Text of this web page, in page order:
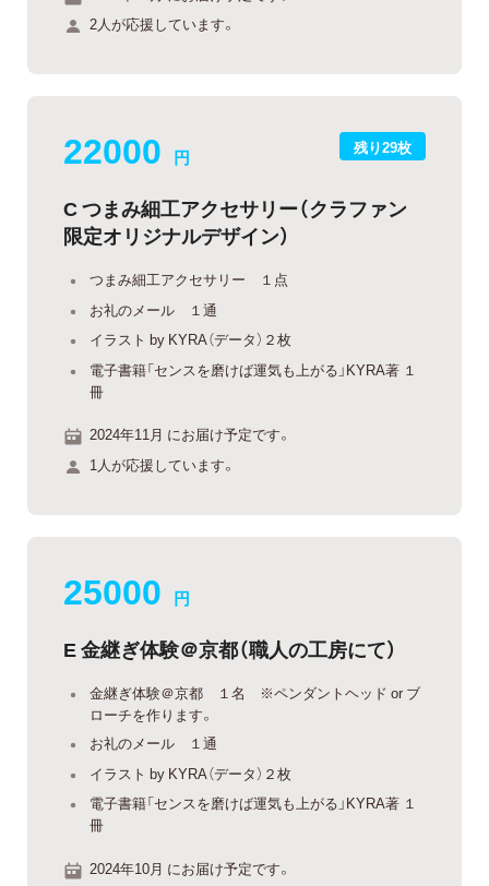
2人が応援しています。
残り29枚
22000 円
C つまみ細工アクセサリー（クラファン
限定オリジナルデザイン）
つまみ細工アクセサリー １点
お礼のメール １通
イラスト by KYRA（データ）２枚
電子書籍「センスを磨けば運気も上がる」KYRA著 １
冊
2024年11月 にお届け予定です。
1人が応援しています。
25000 円
E 金継ぎ体験＠京都（職人の工房にて）
金継ぎ体験＠京都 １名 ※ペンダントヘッド or ブ
ローチを作ります。
お礼のメール １通
イラスト by KYRA（データ）２枚
電子書籍「センスを磨けば運気も上がる」KYRA著 １
冊
2024年10月 にお届け予定です。